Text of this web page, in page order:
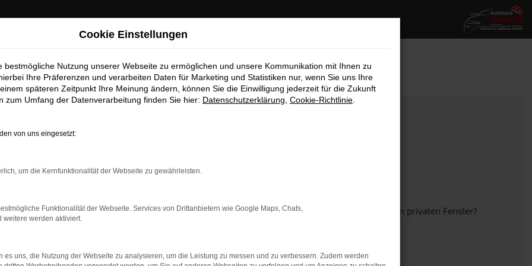
bestimmter Seiten verhindern. Funktioniert die Seite in einem anderen Browser oder in einem privaten Fenster?
auf dem neuesten Stand sind.
Cookie Einstellungen
bestmögliche Nutzung unserer Webseite zu ermöglichen und unsere Kommunikation mit Ihnen zu
Ihre Präferenzen und verarbeiten Daten für Marketing und Statistiken nur, wenn Sie uns Ihre
späteren Zeitpunkt Ihre Meinung ändern, können Sie die Einwilligung jederzeit für die Zukunft
zum Umfang der Datenverarbeitung finden Sie hier: Datenschutzerklärung Cookie-Richtlinie
von uns eingesetzt:
um die Kernfunktionalität der Webseite zu gewährleisten.
Funktionalität der Webseite. Services von Drittanbietern wie Google Maps, Chats,
weitere werden aktiviert.
es uns, die Nutzung der Webseite zu analysieren, um die Leistung zu messen und zu verbessern. Zudem werden